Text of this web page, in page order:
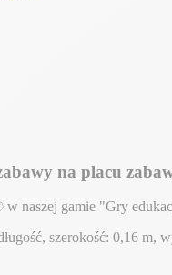
na placu
naszej gamie "Gry
szerokość: 0,16